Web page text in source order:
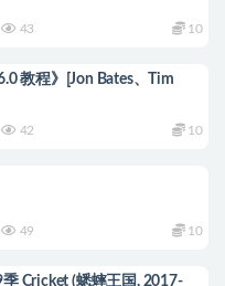
43 10
教程》[Jon Bates、Tim
42 10
49 10
Cricket (蟋蟀王国, 2017-